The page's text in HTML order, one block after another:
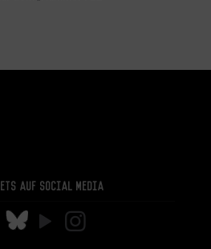
auf Social Media